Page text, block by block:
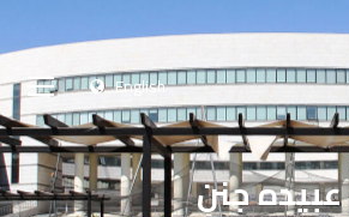
English
عبيده جنن